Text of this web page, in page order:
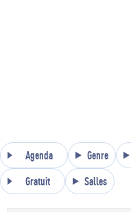
Agenda Genre
Gratuit Salles